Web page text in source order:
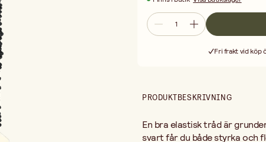
Utöver smyckestillverkning är
den för att skapa enkla
tråd på rullen har du tillräckligt
Fri frakt vid köp
PRODUKTBESKRIVNING
En bra elastisk tråd är
svart får du både styrka och